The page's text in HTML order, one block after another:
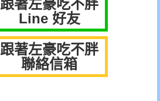
跟著左豪吃不胖
Line 好友
跟著左豪吃不胖
聯絡信箱